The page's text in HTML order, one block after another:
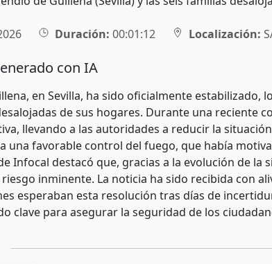
Duración: 00:01:12 Localización:
con IA
en Sevilla, ha sido oficialmente estabilizado,
de sus hogares. Durante una reciente
llevando a las autoridades a reducir la
una favorable control del fuego, que había
Infocal destacó que, gracias a la evolución de la
inminente. La noticia ha sido recibida con
esperaban esta resolución tras días de
clave para asegurar la seguridad de los